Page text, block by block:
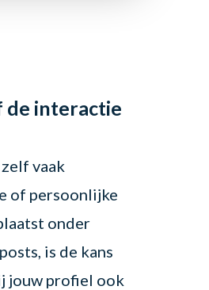
de interactie
vaak
of persoonlijke
onder
is de kans
jouw profiel ook